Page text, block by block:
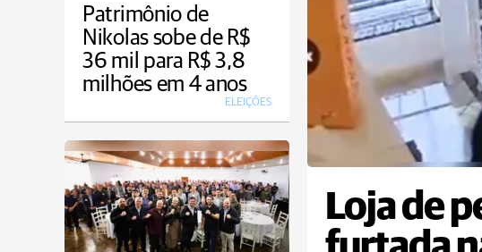
Patrimônio de
Nikolas sobe de R$
36 mil para R$ 3,8
milhões em 4 anos
ELEIÇÕES
Loja de